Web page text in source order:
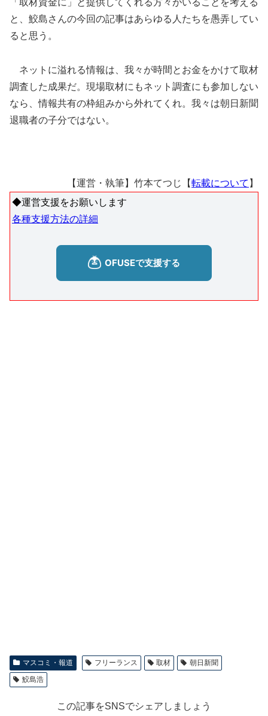
「取材資金に」と提供してくれる方々がいることを考える
と、鮫島さんの今回の記事はあらゆる人たちを愚弄してい
ると思う。
ネットに溢れる情報は、我々が時間とお金をかけて取材
調査した成果だ。現場取材にもネット調査にも参加しない
なら、情報共有の枠組みから外れてくれ。我々は朝日新聞
退職者の子分ではない。
【運営・執筆】竹本てつじ【転載について 】
◆運営支援をお願いします
各種支援方法の詳細
マスコミ・報道 フリーランス 取材
朝日新聞
鮫島浩
この記事をSNSでシェアしましょう